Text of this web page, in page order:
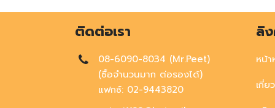
ติดต่อเรา
08-6090-8034 (Mr.Peet)
(ซื้อจำนวนมาก ต่อรองได้)
แฟกซ์: 02-9443820
ลิ
หน้
เกี่ย